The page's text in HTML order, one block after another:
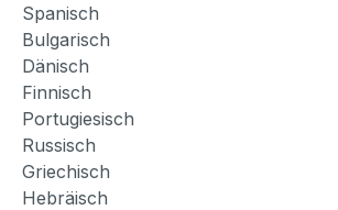
Spanisch
Bulgarisch
Dänisch
Finnisch
Portugiesisch
Russisch
Griechisch
Hebräisch